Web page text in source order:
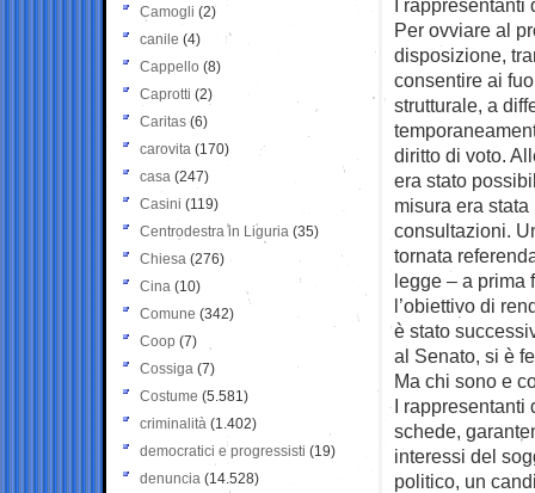
I rappresentanti
Per ovviare al
disposizione,
consentire ai
strutturale, a
diritto di voto.
era stato
misura era
consultazioni.
tornata
legge – a prima
l’obiettivo di
è stato
al Senato, si è
Ma chi sono e
I rappresentanti
schede,
interessi del
politico, un
Camogli (2)
canile (4)
Cappello (8)
Caprotti (2)
Caritas (6)
carovita (170)
casa (247)
Casini (119)
Centrodestra in Liguria (35)
Chiesa (276)
Cina (10)
Comune (342)
Coop (7)
Cossiga (7)
Costume (5.581)
criminalità (1.402)
democratici e progressisti (19)
denuncia (14.528)